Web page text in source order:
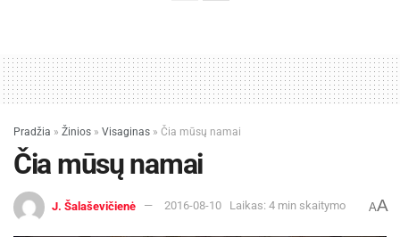
Pradžia » Žinios » Visaginas » Čia mūsų namai
Čia mūsų namai
J. Šalaševičienė 2016-08-10 Laikas: 4 min skaitymo AA